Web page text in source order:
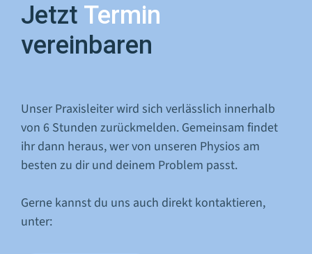
Jetzt Termin
vereinbaren
Unser Praxisleiter wird sich verlässlich innerhalb
von 6 Stunden zurückmelden. Gemeinsam findet
ihr dann heraus, wer von unseren Physios am
besten zu dir und deinem Problem passt.
Gerne kannst du uns auch direkt kontaktieren,
unter: